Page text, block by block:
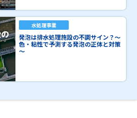
水処理事業
発泡は排水処理施設の不調サイン？～
色・粘性で予測する発泡の正体と対策
～